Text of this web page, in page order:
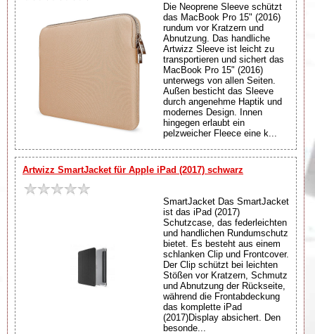
Die Neoprene Sleeve schützt
das MacBook Pro 15" (2016)
rundum vor Kratzern und
Abnutzung. Das handliche
Artwizz Sleeve ist leicht zu
transportieren und sichert das
MacBook Pro 15" (2016)
unterwegs von allen Seiten.
Außen besticht das Sleeve
durch angenehme Haptik und
modernes Design. Innen
hingegen erlaubt ein
pelzweicher Fleece eine k...
Artwizz SmartJacket für Apple iPad (2017) schwarz
SmartJacket Das SmartJacket
ist das iPad (2017)
Schutzcase, das federleichten
und handlichen Rundumschutz
bietet. Es besteht aus einem
schlanken Clip und Frontcover.
Der Clip schützt bei leichten
Stößen vor Kratzern, Schmutz
und Abnutzung der Rückseite,
während die Frontabdeckung
das komplette iPad
(2017)Display absichert. Den
besonde...